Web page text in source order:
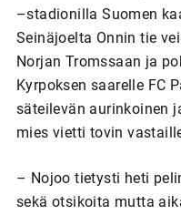
–stadionilla Suomen
Seinäjoelta Onnin tie
Norjan Tromssaan ja
Kyrpoksen saarelle FC
säteilevän aurinkoinen
mies vietti tovin
– Nojoo tietysti heti
sekä otsikoita mutta